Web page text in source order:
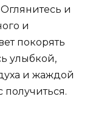
и
и
покорять
улыбкой,
и жаждой